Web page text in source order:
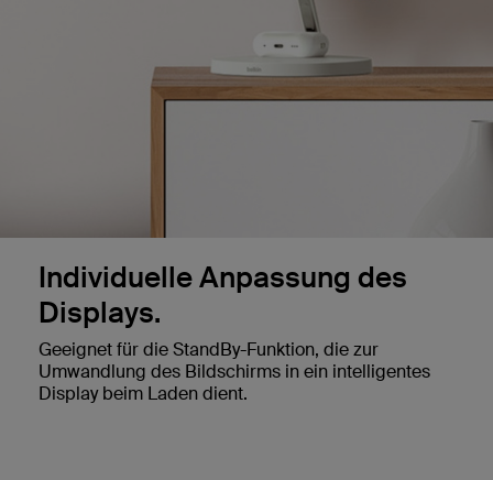
Individuelle Anpassung des
Displays.
Geeignet für die StandBy-Funktion, die zur
Umwandlung des Bildschirms in ein intelligentes
Display beim Laden dient.